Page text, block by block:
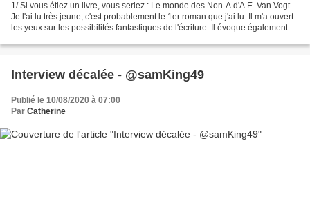
1/ Si vous étiez un livre, vous seriez : Le monde des Non-A d'A.E. Van Vogt.
Je l'ai lu très jeune, c'est probablement le 1er roman que j'ai lu. Il m'a ouvert
les yeux sur les possibilités fantastiques de l'écriture. Il évoque également
Interview décalée - @samKing49
Publié le 10/08/2020 à 07:00
Par Catherine